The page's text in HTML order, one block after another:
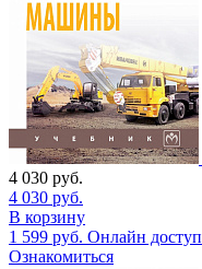
4 030 руб.
4 030 руб.
В корзину
1 599 руб. Онлайн доступ
Ознакомиться